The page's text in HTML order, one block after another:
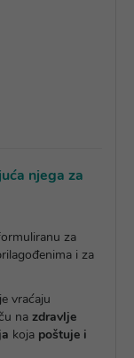
njega za
za
i za
vraćaju
na zdravlje
koja poštuje i